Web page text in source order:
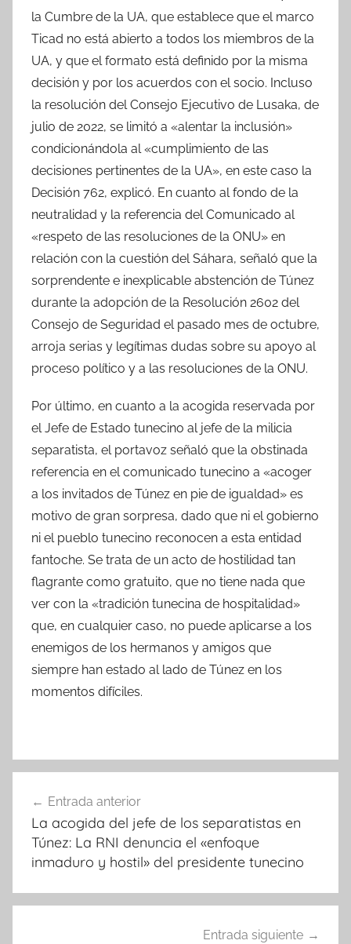
la Cumbre de la UA, que establece que el marco
Ticad no está abierto a todos los miembros de la
UA, y que el formato está definido por la misma
decisión y por los acuerdos con el socio. Incluso
la resolución del Consejo Ejecutivo de Lusaka, de
julio de 2022, se limitó a «alentar la inclusión»
condicionándola al «cumplimiento de las
decisiones pertinentes de la UA», en este caso la
Decisión 762, explicó. En cuanto al fondo de la
neutralidad y la referencia del Comunicado al
«respeto de las resoluciones de la ONU» en
relación con la cuestión del Sáhara, señaló que la
sorprendente e inexplicable abstención de Túnez
durante la adopción de la Resolución 2602 del
Consejo de Seguridad el pasado mes de octubre,
arroja serias y legítimas dudas sobre su apoyo al
proceso político y a las resoluciones de la ONU.
Por último, en cuanto a la acogida reservada por
el Jefe de Estado tunecino al jefe de la milicia
separatista, el portavoz señaló que la obstinada
referencia en el comunicado tunecino a «acoger
a los invitados de Túnez en pie de igualdad» es
motivo de gran sorpresa, dado que ni el gobierno
ni el pueblo tunecino reconocen a esta entidad
fantoche. Se trata de un acto de hostilidad tan
flagrante como gratuito, que no tiene nada que
ver con la «tradición tunecina de hospitalidad»
que, en cualquier caso, no puede aplicarse a los
enemigos de los hermanos y amigos que
siempre han estado al lado de Túnez en los
momentos difíciles.
de
entradas
Entrada anterior
La acogida del jefe de los separatistas en
Túnez: La RNI denuncia el «enfoque
inmaduro y hostil» del presidente tunecino
Entrada siguiente